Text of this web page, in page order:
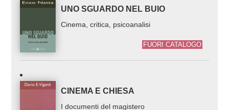
UNO SGUARDO NEL BUIO
Cinema, critica, psicoanalisi
FUORI CATALOGO
CINEMA E CHIESA
I documenti del magistero